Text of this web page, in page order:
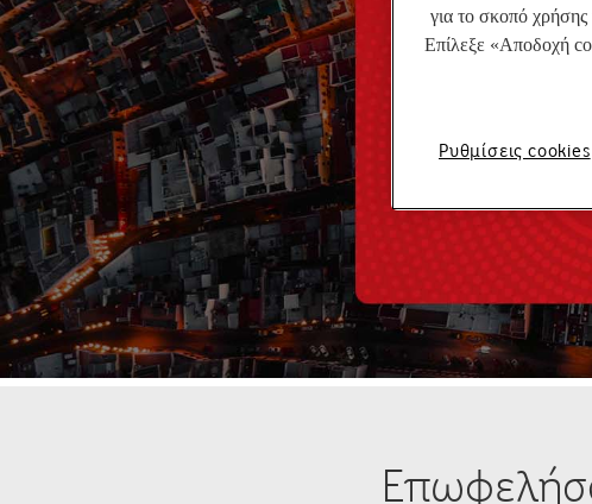
για το σκοπό χρήσης
Επίλεξε «Αποδοχή
Ρυθμίσεις cookies